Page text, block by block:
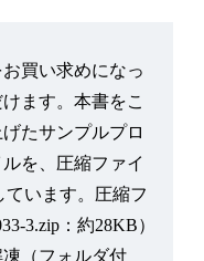
習の適用
ング処理
買い求めになっ
ます。本書をこ
たサンプルプロ
を、圧縮ファイ
ています。圧縮フ
3.zip：約28KB）
（フォルダ付